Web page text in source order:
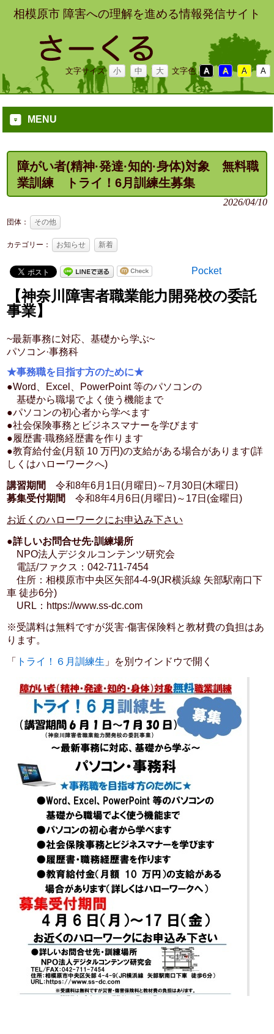
相模原市 障害への理解を進める情報発信サイト
文字サイズ 小 中 大 文字色 A A A A
MENU
障がい者(精神·発達·知的·身体)対象 無料職
業訓練 トライ！6月訓練生募集
2026/04/10
団体： その他
カテゴリー： お知らせ 新着
Pocket
【神奈川障害者職業能力開発校の委託
事業】
~最新事務に対応、基礎から学ぶ~
パソコン·事務科
★事務職を目指す方のために★
●Word、Excel、PowerPoint 等のパソコンの
基礎から職場でよく使う機能まで
●パソコンの初心者から学べます
●社会保険事務とビジネスマナーを学びます
●履歴書·職務経歴書を作ります
●教育給付金(月額 10 万円)の支給がある場合があります(詳
しくはハローワークへ)
講習期間
令和8年6月1日(月曜日)～7月30日(木曜日)
募集受付期間
令和8年4月6日(月曜日)～17日(金曜日)
お近くのハローワークにお申込み下さい
●詳しいお問合せ先·訓練場所
NPO法人デジタルコンテンツ研究会
電話/ファクス：042-711-7454
住所：相模原市中央区矢部4-4-9(JR横浜線 矢部駅南口下
車 徒步6分)
URL：https://www.ss-dc.com
※受講料は無料ですが災害·傷害保険料と教材費の負担はあ
ります。
「 トライ！６月訓練生 」を別ウインドウで開く